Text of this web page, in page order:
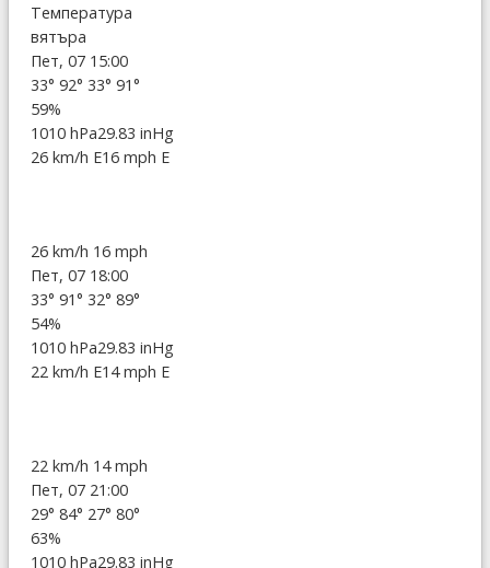
Температура
вятъра
Пет, 07 15:00
33° 92° 33° 91°
59%
1010 hPa29.83 inHg
26 km/h E16 mph E
26 km/h 16 mph
Пет, 07 18:00
33° 91° 32° 89°
54%
1010 hPa29.83 inHg
22 km/h E14 mph E
22 km/h 14 mph
Пет, 07 21:00
29° 84° 27° 80°
63%
1010 hPa29.83 inHg